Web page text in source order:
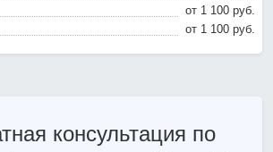
от 1 100 pyб.
от 1 100 pyб.
консультация по